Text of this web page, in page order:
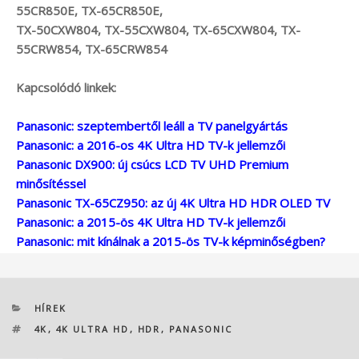
55CR850E, TX-65CR850E,
TX-50CXW804, TX-55CXW804, TX-65CXW804, TX-
55CRW854, TX-65CRW854
Kapcsolódó linkek:
Panasonic: szeptembertől leáll a TV panelgyártás
Panasonic: a 2016-os 4K Ultra HD TV-k jellemzői
Panasonic DX900: új csúcs LCD TV UHD Premium
minősítéssel
Panasonic TX-65CZ950: az új 4K Ultra HD HDR OLED TV
Panasonic: a 2015-ös 4K Ultra HD TV-k jellemzői
Panasonic: mit kínálnak a 2015-ös TV-k képminőségben?
KATEGÓRIÁK
HÍREK
CÍMKÉK
4K , 4K ULTRA HD , HDR , PANASONIC